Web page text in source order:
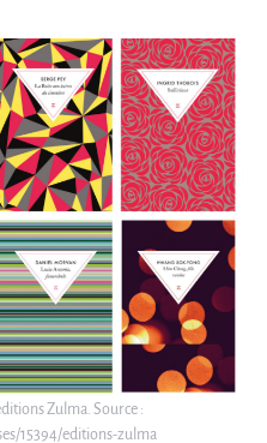
Zulma. Source :
15394/editions-zulma